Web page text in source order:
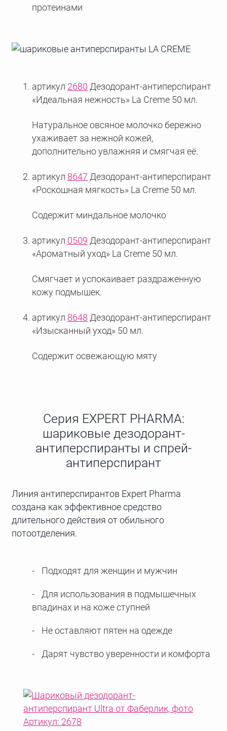
протеинами
артикул 2680 Дезодорант-антиперспирант
«Идеальная нежность» La Creme 50 мл.
Натуральное овсяное молочко бережно
ухаживает за нежной кожей,
дополнительно увлажняя и смягчая её.
артикул 8647 Дезодорант-антиперспирант
«Роскошная мягкость» La Creme 50 мл.
Содержит миндальное молочко
артикул 0509 Дезодорант-антиперспирант
«Ароматный уход» La Creme 50 мл.
Смягчает и успокаивает раздраженную
кожу подмышек.
артикул 8648 Дезодорант-антиперспирант
«Изысканный уход» 50 мл.
Содержит освежающую мяту
Серия EXPERT PHARMA:
шариковые дезодорант-
антиперспиранты и спрей-
антиперспирант
Линия антиперспирантов Expert Pharma
создана как эффективное средство
длительного действия от обильного
потоотделения.
Подходят для женщин и мужчин
Для использования в подмышечных
впадинах и на коже ступней
Не оставляют пятен на одежде
Дарят чувство уверенности и комфорта
Артикул: 2678